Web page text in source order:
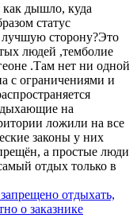
дышло, куда
статус
сторону?Это
людей ,темболие
.Там нет ни одной
с ограничениями и
на
ложили на все
законы у них
а простые люди
отдых только в
отдыхать,
о заказнике